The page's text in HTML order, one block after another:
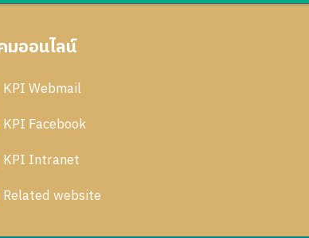
มออนไลน์
KPI Webmail
KPI Facebook
KPI Intranet
Related website